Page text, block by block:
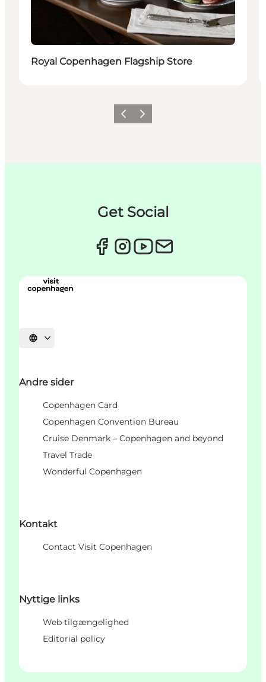
Royal Copenhagen Flagship Store
ForrigeNæste
Get Social
Vælg sprog
Andre sider
Copenhagen Card
Copenhagen Convention Bureau
Cruise Denmark – Copenhagen and beyond
Travel Trade
Wonderful Copenhagen
Kontakt
Contact Visit Copenhagen
Nyttige links
Web tilgængelighed
Editorial policy